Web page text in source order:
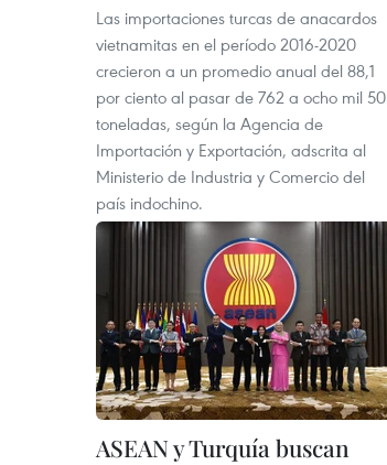
Las importaciones turcas de anacardos
vietnamitas en el período 2016-2020
crecieron a un promedio anual del 88,1
por ciento al pasar de 762 a ocho mil 50
toneladas, según la Agencia de
Importación y Exportación, adscrita al
Ministerio de Industria y Comercio del
país indochino.
ASEAN y Turquía buscan